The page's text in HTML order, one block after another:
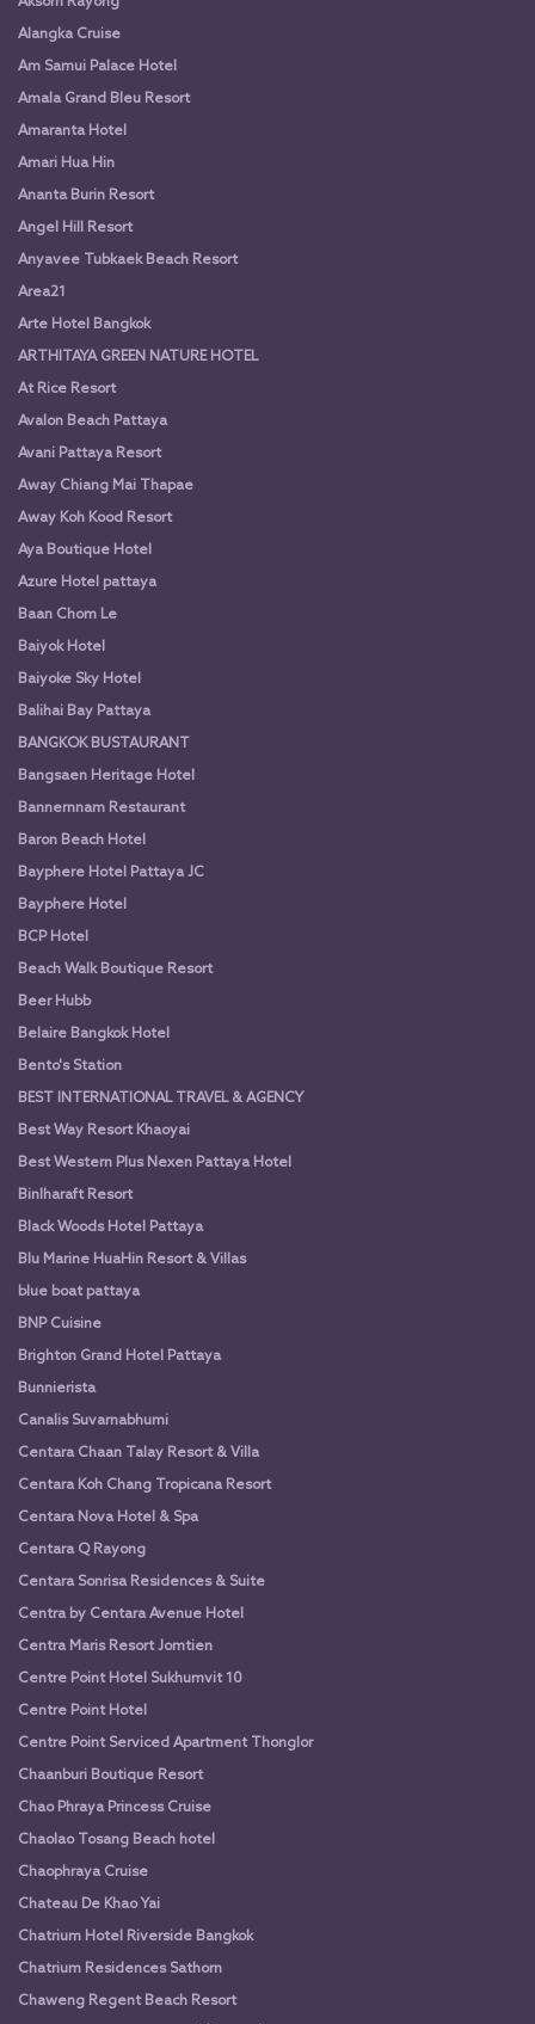
Alangka Cruise
Am Samui Palace Hotel
Amala Grand Bleu Resort
Amaranta Hotel
Amari Hua Hin
Ananta Burin Resort
Angel Hill Resort
Anyavee Tubkaek Beach Resort
Area21
Arte Hotel Bangkok
ARTHITAYA GREEN NATURE HOTEL
At Rice Resort
Avalon Beach Pattaya
Avani Pattaya Resort
Away Chiang Mai Thapae
Away Koh Kood Resort
Aya Boutique Hotel
Azure Hotel pattaya
Baan Chom Le
Baiyok Hotel
Baiyoke Sky Hotel
Balihai Bay Pattaya
BANGKOK BUSTAURANT
Bangsaen Heritage Hotel
Bannernnam Restaurant
Baron Beach Hotel
Bayphere Hotel Pattaya JC
Bayphere Hotel
BCP Hotel
Beach Walk Boutique Resort
Beer Hubb
Belaire Bangkok Hotel
Bento's Station
BEST INTERNATIONAL TRAVEL & AGENCY
Best Way Resort Khaoyai
Best Western Plus Nexen Pattaya Hotel
Binlharaft Resort
Black Woods Hotel Pattaya
Blu Marine HuaHin Resort & Villas
blue boat pattaya
BNP Cuisine
Brighton Grand Hotel Pattaya
Bunnierista
Canalis Suvarnabhumi
Centara Chaan Talay Resort & Villa
Centara Koh Chang Tropicana Resort
Centara Nova Hotel & Spa
Centara Q Rayong
Centara Sonrisa Residences & Suite
Centra by Centara Avenue Hotel
Centra Maris Resort Jomtien
Centre Point Hotel Sukhumvit 10
Centre Point Hotel
Centre Point Serviced Apartment Thonglor
Chaanburi Boutique Resort
Chao Phraya Princess Cruise
Chaolao Tosang Beach hotel
Chaophraya Cruise
Chateau De Khao Yai
Chatrium Hotel Riverside Bangkok
Chatrium Residences Sathorn
Chaweng Regent Beach Resort